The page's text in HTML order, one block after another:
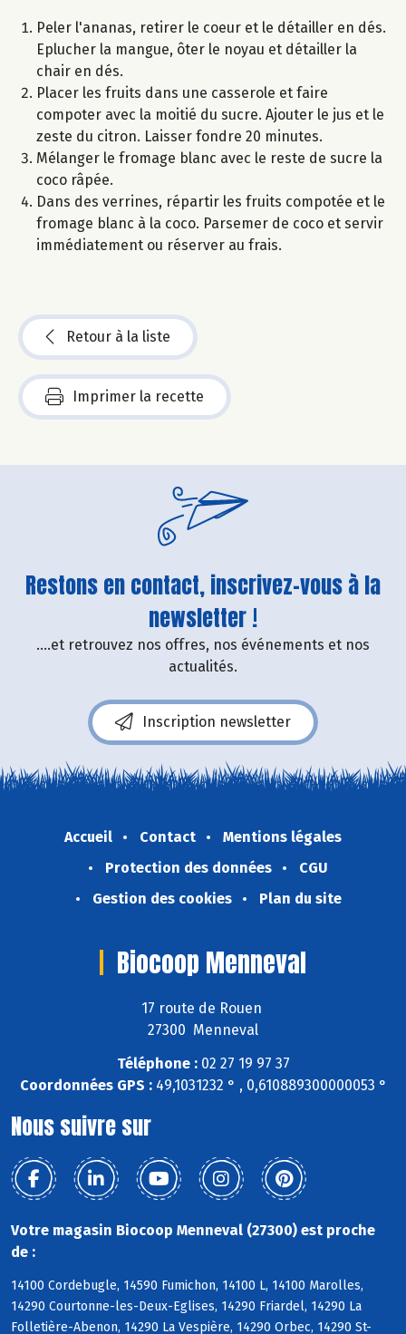
Peler l'ananas, retirer le coeur et le détailler en dés.
Eplucher la mangue, ôter le noyau et détailler la
chair en dés.
Placer les fruits dans une casserole et faire
compoter avec la moitié du sucre. Ajouter le jus et le
zeste du citron. Laisser fondre 20 minutes.
Mélanger le fromage blanc avec le reste de sucre la
coco râpée.
Dans des verrines, répartir les fruits compotée et le
fromage blanc à la coco. Parsemer de coco et servir
immédiatement ou réserver au frais.
Retour à la liste
Imprimer la recette
Restons en contact, inscrivez-vous à la
newsletter !
....et retrouvez nos offres, nos événements et nos
actualités.
Inscription newsletter
Accueil Contact
Mentions légales
Protection des données
CGU
Gestion des cookies
Plan du site
Biocoop Menneval
17 route de Rouen
27300 Menneval
Téléphone :02 27 19 97 37
Coordonnées GPS :49,1031232 ° , 0,610889300000053 °
Nous suivre sur
Votre magasin Biocoop Menneval (27300) est proche
de :
14100 Cordebugle, 14590 Fumichon, 14100 L, 14100 Marolles,
14290 Courtonne-les-Deux-Eglises, 14290 Friardel, 14290 La
Folletière-Abenon, 14290 La Vespière, 14290 Orbec, 14290 St-